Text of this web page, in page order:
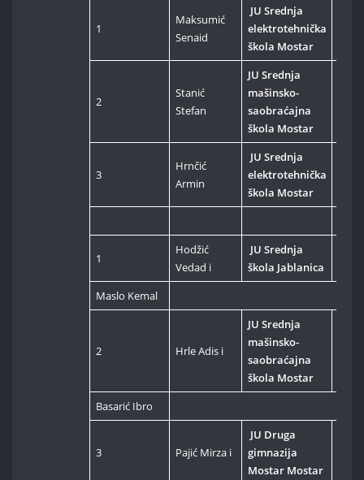
1
Maksumić
Senaid
JU Srednja
elektrotehnička
škola Mostar
2
Stanić
Stefan
JU Srednja
mašinsko-
saobraćajna
škola Mostar
3
Hrnčić
Armin
JU Srednja
elektrotehnička
škola Mostar
1
Hodžić
Vedad i
JU Srednja
škola Jablanica
Maslo Kemal
2 Hrle Adis i
JU Srednja
mašinsko-
saobraćajna
škola Mostar
Basarić Ibro
3 Pajić Mirza i
JU Druga
gimnazija
Mostar Mostar